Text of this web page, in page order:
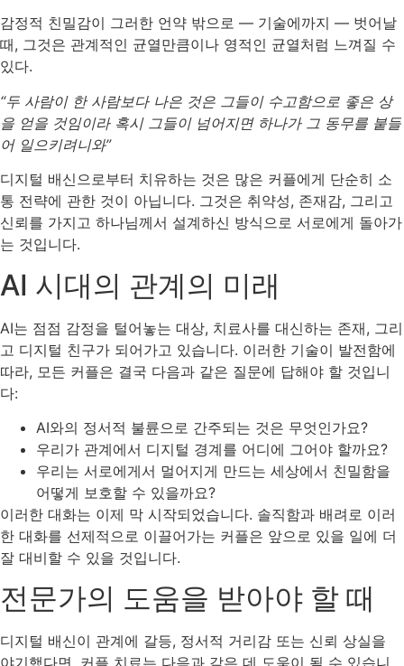
감정적 친밀감이 그러한 언약 밖으로 — 기술에까지 — 벗어날
때, 그것은 관계적인 균열만큼이나 영적인 균열처럼 느껴질 수
있다.
“두 사람이 한 사람보다 나은 것은 그들이 수고함으로 좋은 상
을 얻을 것임이라 혹시 그들이 넘어지면 하나가 그 동무를 붙들
어 일으키려니와”
디지털 배신으로부터 치유하는 것은 많은 커플에게 단순히 소
통 전략에 관한 것이 아닙니다. 그것은 취약성, 존재감, 그리고
신뢰를 가지고 하나님께서 설계하신 방식으로 서로에게 돌아가
는 것입니다.
AI 시대의 관계의 미래
AI는 점점 감정을 털어놓는 대상, 치료사를 대신하는 존재, 그리
고 디지털 친구가 되어가고 있습니다. 이러한 기술이 발전함에
따라, 모든 커플은 결국 다음과 같은 질문에 답해야 할 것입니
다:
AI와의 정서적 불륜으로 간주되는 것은 무엇인가요?
우리가 관계에서 디지털 경계를 어디에 그어야 할까요?
우리는 서로에게서 멀어지게 만드는 세상에서 친밀함을
어떻게 보호할 수 있을까요?
이러한 대화는 이제 막 시작되었습니다. 솔직함과 배려로 이러
한 대화를 선제적으로 이끌어가는 커플은 앞으로 있을 일에 더
잘 대비할 수 있을 것입니다.
전문가의 도움을 받아야 할 때
디지털 배신이 관계에 갈등, 정서적 거리감 또는 신뢰 상실을